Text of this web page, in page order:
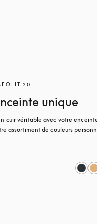
20
unique
cuir véritable avec votre
assortiment de couleurs